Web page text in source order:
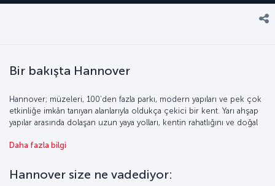
Bir bakışta Hannover
Hannover; müzeleri, 100’den fazla parkı, modern yapıları ve pek çok
etkinliğe imkân tanıyan alanlarıyla oldukça çekici bir kent. Yarı ahşap
yapılar arasında dolaşan uzun yaya yolları, kentin rahatlığını ve doğal
kıvrılarak 3 mil boyunca uzanan ve kentin 36 tarihi eserine uğrayan
tarihi güzelliklerini gezmenize imkân sağlıyor. Hannover’in çağrısına
kulak verin ve bu kenti keşfetmeye başlayın.
Daha fazla bilgi
Hannover size ne vadediyor: